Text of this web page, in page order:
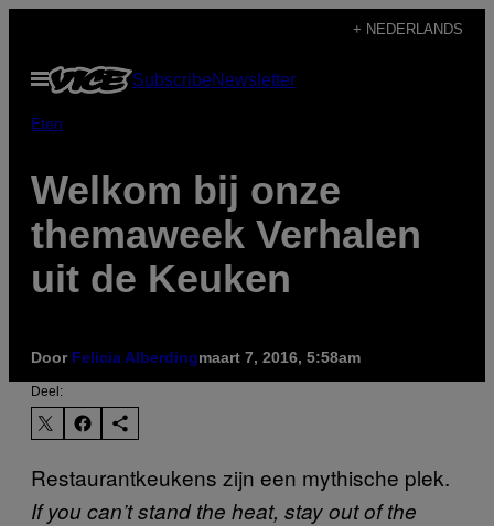
de
inhoud
+ NEDERLANDS
Open
menu
SubscribeNewsletter
Eten
Welkom bij onze
themaweek Verhalen
uit de Keuken
Door Felicia Alberdingmaart 7, 2016, 5:58am
Deel:
Restaurantkeukens zijn een mythische plek.
If you can’t stand the heat, stay out of the